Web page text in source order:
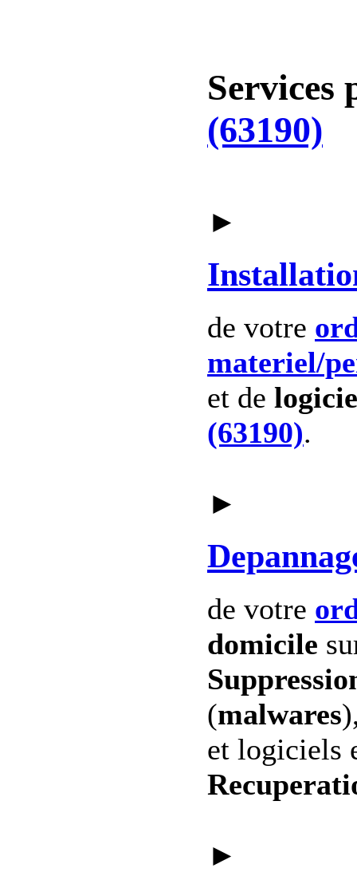
Services
(63190)
►
de votre
materiel/
et de
(63190).
►
de votre
domicile
(malwares
et logiciels
►